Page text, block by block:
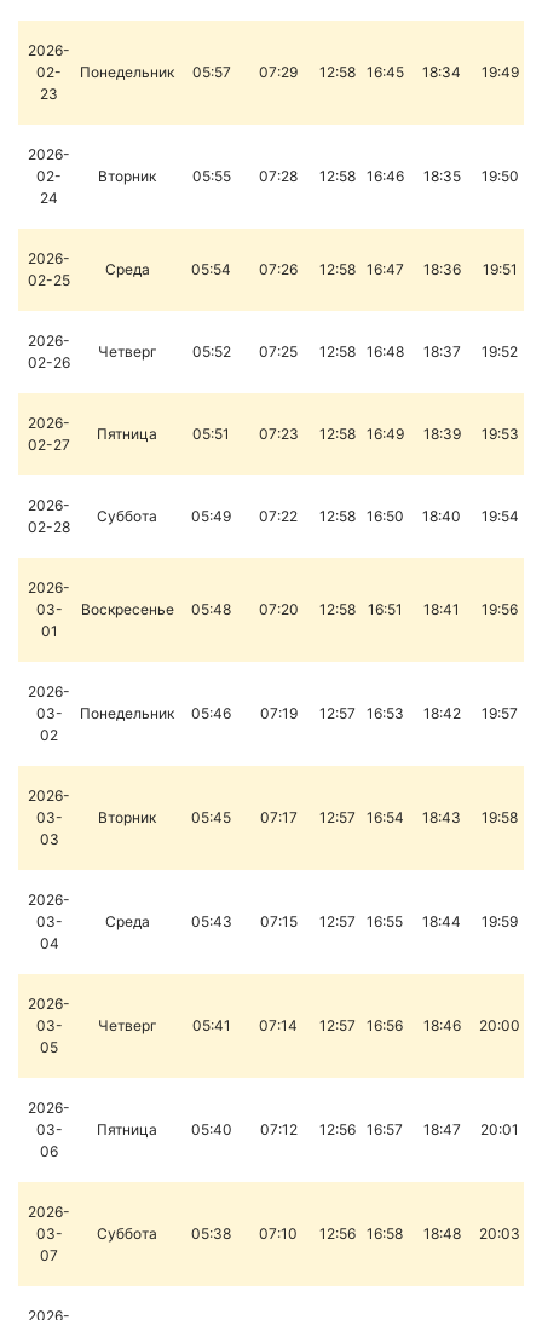
2026-
02-
23
Понедельник 05:57 07:29 12:58 16:45 18:34 19:49
2026-
02-
24
Вторник 05:55 07:28 12:58 16:46 18:35 19:50
2026-
02-25
Среда 05:54 07:26 12:58 16:47 18:36 19:51
2026-
02-26
Четверг 05:52 07:25 12:58 16:48 18:37 19:52
2026-
02-27
Пятница 05:51 07:23 12:58 16:49 18:39 19:53
2026-
02-28
Суббота 05:49 07:22 12:58 16:50 18:40 19:54
2026-
03-
01
Воскресенье 05:48 07:20 12:58 16:51 18:41 19:56
2026-
03-
02
Понедельник 05:46 07:19 12:57 16:53 18:42 19:57
2026-
03-
03
Вторник 05:45 07:17 12:57 16:54 18:43 19:58
2026-
03-
04
Среда 05:43 07:15 12:57 16:55 18:44 19:59
2026-
03-
05
Четверг 05:41 07:14 12:57 16:56 18:46 20:00
2026-
03-
06
Пятница 05:40 07:12 12:56 16:57 18:47 20:01
2026-
03-
07
Суббота 05:38 07:10 12:56 16:58 18:48 20:03
2026-